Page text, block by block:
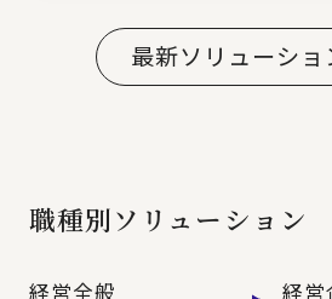
最新ソリューショ
職種別ソリューション
経営全般 経営